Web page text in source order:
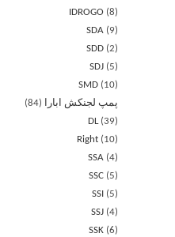
IDROGO
8
SDA
9
SDD 2
SDJ
5
SMD
10
پمپ لجنکش ابارا
84
DL 39
Right
10
SSA 4
SSC
5
SSI
5
SSJ 4
SSK 6